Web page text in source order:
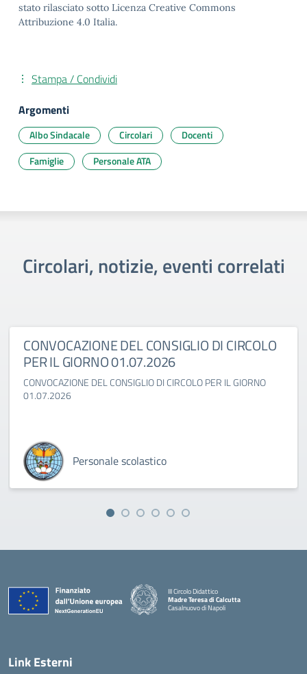
stato rilasciato sotto Licenza Creative Commons
Attribuzione 4.0 Italia.
Stampa / Condividi
Argomenti
Albo Sindacale Circolari
Docenti
Famiglie
Personale ATA
Circolari, notizie, eventi correlati
CONVOCAZIONE DEL CONSIGLIO DI CIRCOLO
PER IL GIORNO 01.07.2026
CONVOCAZIONE DEL CONSIGLIO DI CIRCOLO PER IL GIORNO
01.07.2026
Personale scolastico
III Circolo Didattico
Madre Teresa di Calcutta
Casalnuovo di Napoli
— Visita la pagina iniziale della scuola
Link Esterni